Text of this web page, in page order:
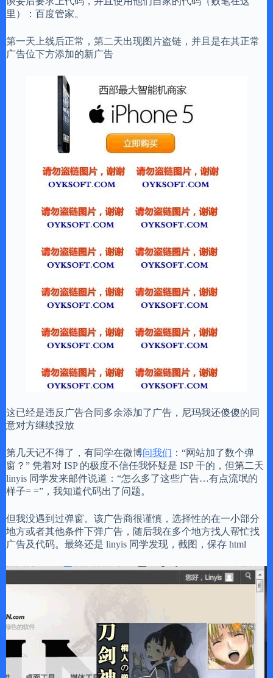
里）：百度管家。
第一天上线后正常，第二天出现图片盗链，并且是在其正常
广告位下方添加的新广告
这已经是违反广告合同多余添加了广告，尼玛我还傻傻的同
意对方继续投放
第几天记不得了，有同学在微博问我们 ：“网站加了数个弹
窗？” 凭着对 ISP 的极度不信任我怀疑是 ISP 干的，但第二天
linyis 同学发来邮件说道：“怎么多了这些广告…有点流氓的
样子= =”，我知道代码出了问题。
但我没遇到过弹窗。该广告商很谨慎，选择性的在一小部分
地方或者其他条件下弹广告，随后我在多个地方找人帮忙找
广告及代码。最终还是 linyis 同学发现，截图，保存 html